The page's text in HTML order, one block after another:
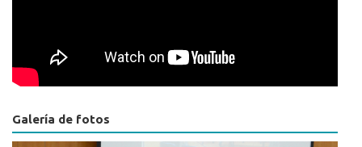
Galería de fotos